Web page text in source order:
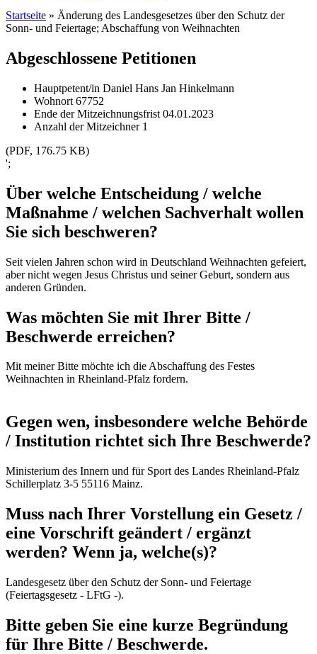
Startseite » Änderung des Landesgesetzes über den Schutz der
Sonn- und Feiertage; Abschaffung von Weihnachten
Abgeschlossene Petitionen
Hauptpetent/in Daniel Hans Jan Hinkelmann
Wohnort 67752
Ende der Mitzeichnungsfrist 04.01.2023
Anzahl der Mitzeichner 1
(PDF, 176.75 KB)
';
Über welche Entscheidung / welche
Maßnahme / welchen Sachverhalt wollen
Sie sich beschweren?
Seit vielen Jahren schon wird in Deutschland Weihnachten gefeiert,
aber nicht wegen Jesus Christus und seiner Geburt, sondern aus
anderen Gründen.
Was möchten Sie mit Ihrer Bitte /
Beschwerde erreichen?
Mit meiner Bitte möchte ich die Abschaffung des Festes
Weihnachten in Rheinland-Pfalz fordern.
Gegen wen, insbesondere welche Behörde
/ Institution richtet sich Ihre Beschwerde?
Ministerium des Innern und für Sport des Landes Rheinland-Pfalz
Schillerplatz 3-5 55116 Mainz.
Muss nach Ihrer Vorstellung ein Gesetz /
eine Vorschrift geändert / ergänzt
werden? Wenn ja, welche(s)?
Landesgesetz über den Schutz der Sonn- und Feiertage
(Feiertagsgesetz - LFtG -).
Bitte geben Sie eine kurze Begründung
für Ihre Bitte / Beschwerde.